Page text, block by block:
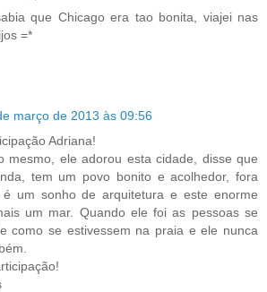
que Chicago era tao bonita, viajei nas
=*
março de 2013 às 09:56
Adriana!
mesmo, ele adorou esta cidade, disse que
tem um povo bonito e acolhedor, fora
um sonho de arquitetura e este enorme
um mar. Quando ele foi as pessoas se
como se estivessem na praia e ele nunca